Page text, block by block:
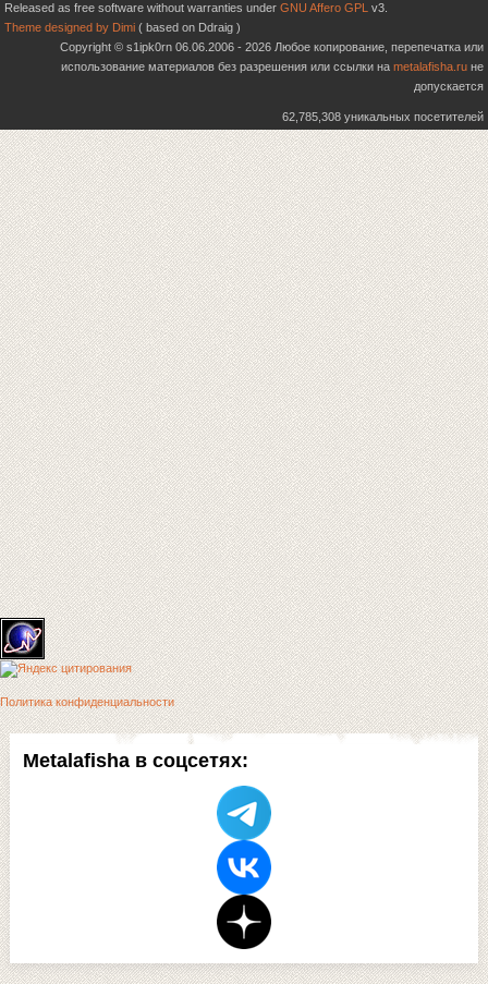
Metalafisha в соцсетях:
Released as free software without warranties under GNU Affero GPL v3.
Theme designed by Dimi ( based on Ddraig )
Copyright © s1ipk0rn 06.06.2006 - 2026 Любое копирование, перепечатка или
использование материалов без разрешения или ссылки на metalafisha.ru не
допускается
62,785,308 уникальных посетителей
Политика конфиденциальности